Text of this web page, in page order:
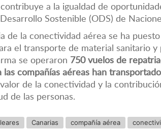
a la igualdad de
Sostenible (ODS) de
de la conectividad aérea se ha
el transporte de material sanitario
se operaron 750 vuelos de
las compañías aéreas han
de la conectividad y la
de las personas.
Canarias compañía aérea